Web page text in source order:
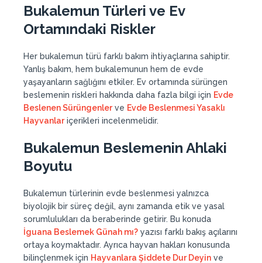
Bukalemun Türleri ve Ev
Ortamındaki Riskler
Her bukalemun türü farklı bakım ihtiyaçlarına sahiptir.
Yanlış bakım, hem bukalemunun hem de evde
yaşayanların sağlığını etkiler. Ev ortamında sürüngen
beslemenin riskleri hakkında daha fazla bilgi için Evde
Beslenen Sürüngenlerve Evde Beslenmesi Yasaklı
Hayvanlariçerikleri incelenmelidir.
Bukalemun Beslemenin Ahlaki
Boyutu
Bukalemun türlerinin evde beslenmesi yalnızca
biyolojik bir süreç değil, aynı zamanda etik ve yasal
sorumlulukları da beraberinde getirir. Bu konuda
İguana Beslemek Günah mı? yazısı farklı bakış açılarını
ortaya koymaktadır. Ayrıca hayvan hakları konusunda
bilinçlenmek için Hayvanlara Şiddete Dur Deyin ve